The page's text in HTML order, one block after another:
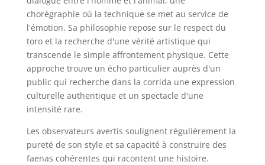
chorégraphie où la technique se met au service de
l'émotion. Sa philosophie repose sur le respect du
toro et la recherche d'une vérité artistique qui
transcende le simple affrontement physique. Cette
approche trouve un écho particulier auprès d'un
public qui recherche dans la corrida une expression
culturelle authentique et un spectacle d'une
intensité rare.
Les observateurs avertis soulignent régulièrement la
pureté de son style et sa capacité à construire des
faenas cohérentes qui racontent une histoire.